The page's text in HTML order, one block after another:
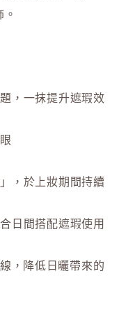
，一抹提升遮瑕效
，於上妝期間持續
日間搭配遮瑕使用
，降低日曬帶來的